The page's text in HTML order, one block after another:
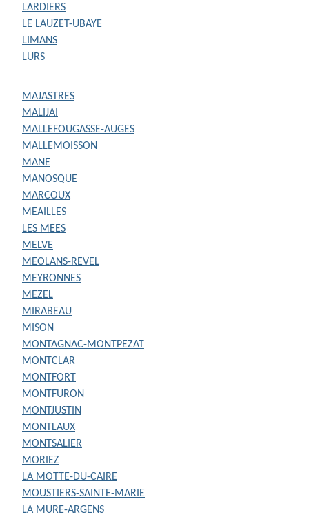
LARDIERS
LE LAUZET-UBAYE
LIMANS
LURS
MAJASTRES
MALIJAI
MALLEFOUGASSE-AUGES
MALLEMOISSON
MANE
MANOSQUE
MARCOUX
MEAILLES
LES MEES
MELVE
MEOLANS-REVEL
MEYRONNES
MEZEL
MIRABEAU
MISON
MONTAGNAC-MONTPEZAT
MONTCLAR
MONTFORT
MONTFURON
MONTJUSTIN
MONTLAUX
MONTSALIER
MORIEZ
LA MOTTE-DU-CAIRE
MOUSTIERS-SAINTE-MARIE
LA MURE-ARGENS